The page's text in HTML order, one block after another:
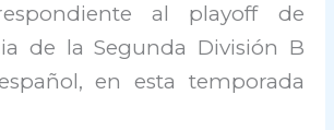
al playoff de
de la Segunda División B
en esta temporada